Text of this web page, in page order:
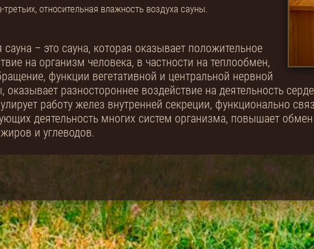
третьих, относительная влажность воздуха сауны.
сауна – это сауна, которая оказывает положительное
на организм человека, в частности на теплообмен,
функции вегетативной и центральной нервной
оказывает разностороннее воздействие на деятельность
работу желез внутренней секреции, функционально
деятельность многих систем организма, повышает
и углеводов.